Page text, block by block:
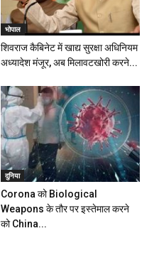
भोपाल
शिवराज कैबिनेट में खाद्य सुरक्षा अधिनियम
अध्यादेश मंजूर, अब मिलावटखोरी करने...
दुनिया
Corona को Biological
Weapons के तौर पर इस्तेमाल करने
को China...